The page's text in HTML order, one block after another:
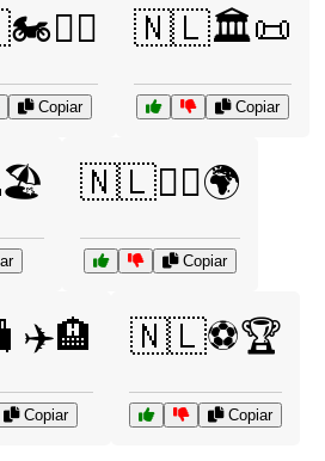
Copiar
🇳🇱🏛️📜
Copiar
🇳🇱🚴‍♂️🌍
Copiar
Copiar
🇳🇱⚽🏆
Copiar